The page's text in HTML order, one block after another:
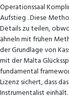
Operationssaal
Aufstieg . Diese
Details zu teilen,
ähneln mit frühen
der Grundlage von
mit der Malta
fundamental
Lizenz sichert, dass
Instrumentalist